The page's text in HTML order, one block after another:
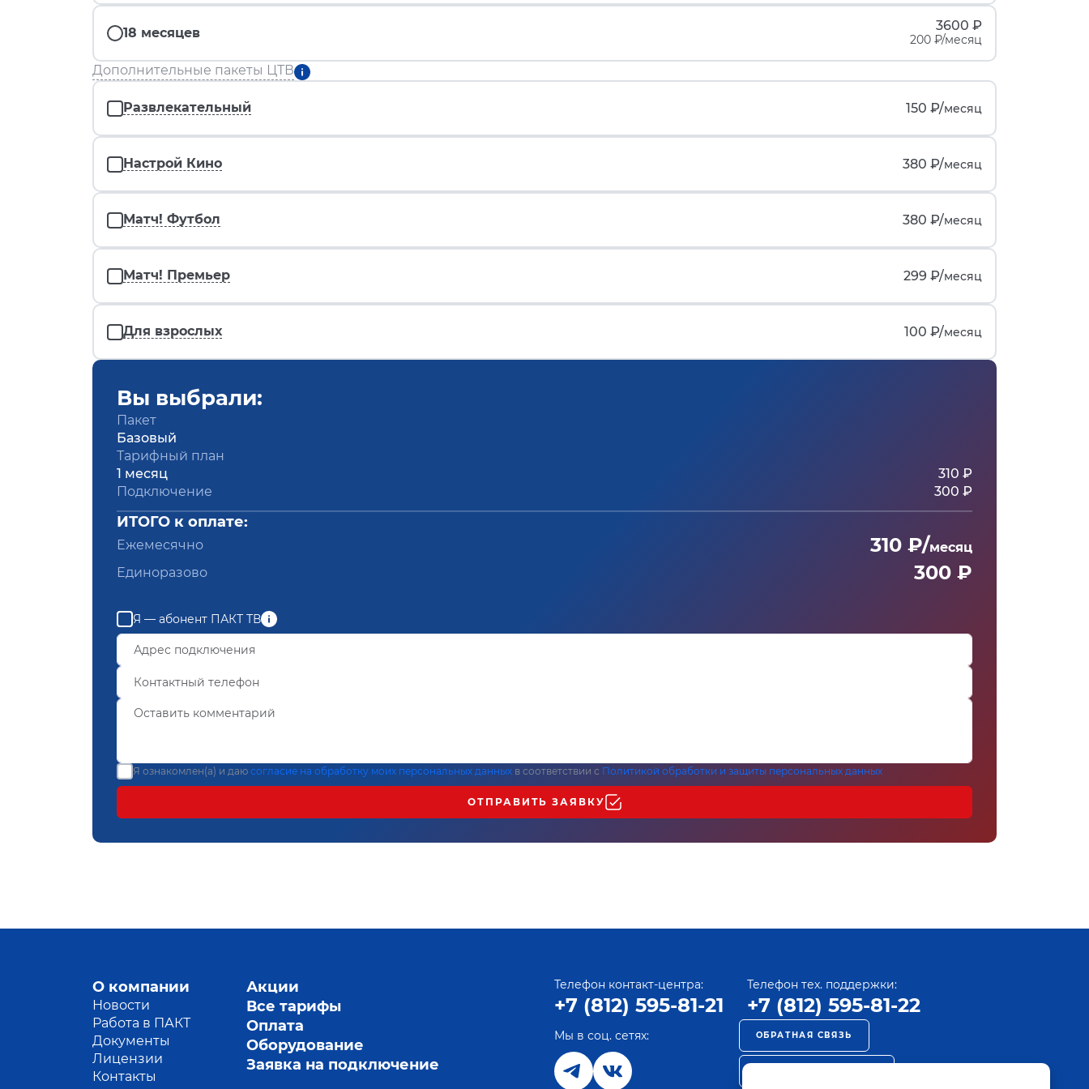
18 месяцев 3600 ₽
200 ₽/месяц
Дополнительные пакеты ЦТВ
Развлекательный 150 ₽/месяц
Настрой Кино 380 ₽/месяц
Матч! Футбол 380 ₽/месяц
Матч! Премьер 299 ₽/месяц
Для взрослых 100 ₽/месяц
Вы выбрали:
Пакет
Базовый
Тарифный план
1 месяц
310 ₽
Подключение
300 ₽
ИТОГО к оплате:
Ежемесячно 310 ₽/месяц
Единоразово
300 ₽
Я — абонент ПАКТ ТВ
Я ознакомлен(а) и даю согласие на обработку моих персональных данных в соответствии с Политикой обработки и защиты персональных данных
ОТПРАВИТЬ ЗАЯВКУ
О компании
Новости
Работа в ПАКТ
Документы
Лицензии
Контакты
Акции
Все тарифы
Оплата
Оборудование
Заявка на подключение
Телефон контакт-центра:
+7 (812) 595-81-21
Телефон тех. поддержки:
+7 (812) 595-81-22
Мы в соц. сетях: ОБРАТНАЯ СВЯЗЬ